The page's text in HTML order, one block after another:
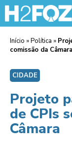
Início »Política »
comissão da Câmara
CIDADE
Projeto
de CPIs
Câmara